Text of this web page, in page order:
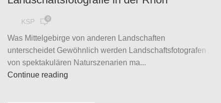
KSP 0
Was Mittelgebirge von anderen Landschaften
unterscheidet Gewöhnlich werden Landschaftsfotografen
von spektakulären Naturszenarien ma...
Continue reading